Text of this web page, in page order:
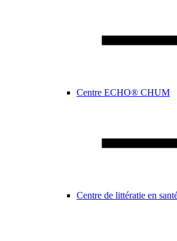
Centre ECHO® CHUM
Centre de littératie en